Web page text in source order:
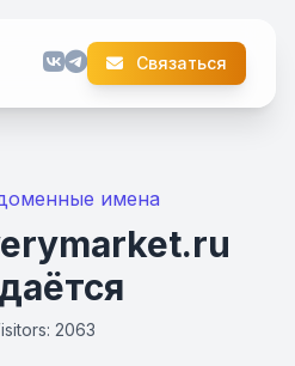
Связаться
имена
2063